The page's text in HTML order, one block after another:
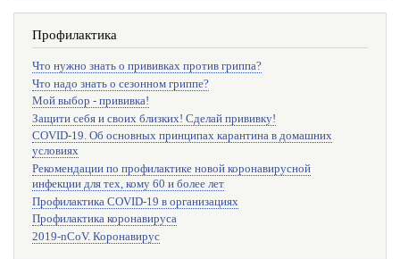
Профилактика
Что нужно знать о прививках против гриппа?
Что надо знать о сезонном гриппе?
Мой выбор - прививка!
Защити себя и своих близких! Сделай прививку!
COVID-19. Об основных принципах карантина в домашних
условиях
Рекомендации по профилактике новой коронавирусной
инфекции для тех, кому 60 и более лет
Профилактика COVID-19 в организациях
Профилактика коронавируса
2019-nCoV. Коронавирус